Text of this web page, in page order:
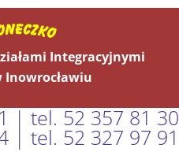
Integracyjnymi
Inowrocławiu
| tel. 52 357 81 30
| tel. 52 327 97 91